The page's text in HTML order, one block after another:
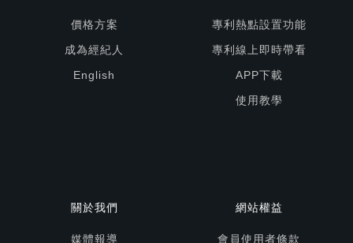
價格方案
成為經紀人
English
專利熱點設置功能
專利線上即時帶看
APP下載
使用教學
關於我們
媒體報導
網站權益
會員使用者條款